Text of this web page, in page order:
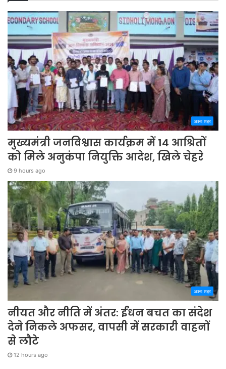
अपना शहर
मुख्यमंत्री जनविश्वास कार्यक्रम में 14 आश्रितों
को मिले अनुकंपा नियुक्ति आदेश, खिले चेहरे
9 hours ago
अपना शहर
नीयत और नीति में अंतर: ईंधन बचत का संदेश
देने निकले अफसर, वापसी में सरकारी वाहनों
से लौटे
12 hours ago